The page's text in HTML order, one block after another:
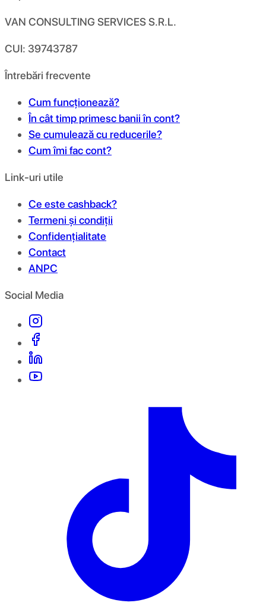
VAN CONSULTING SERVICES S.R.L.
CUI: 39743787
Întrebări frecvente
Cum funcționează?
În cât timp primesc banii în cont?
Se cumulează cu reducerile?
Cum îmi fac cont?
Link-uri utile
Ce este cashback?
Termeni și condiții
Confidențialitate
Contact
ANPC
Social Media